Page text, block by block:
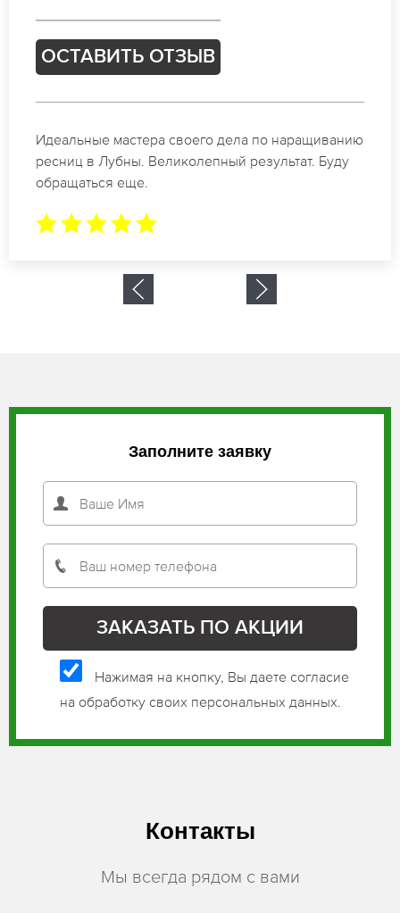
ОСТАВИТЬ ОТЗЫВ
Спасибо огромное. Заказывала наращивание
ресниц в Лубны для мероприятия. За 2 часа все
было готово.
Заполните заявку
Нажимая на кнопку, Вы даете согласие
на обработку своих персональных данных.
Контакты
Мы всегда рядом с вами